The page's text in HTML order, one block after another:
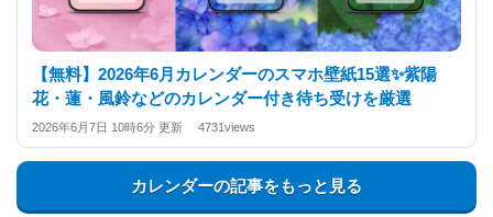
【無料】2026年6月カレンダーのスマホ壁紙15選✨️紫陽
花・蓮・風鈴などのカレンダー付き待ち受けを厳選
2026年6月7日 10時6分 更新 4731views
カレンダーの記事をもっと見る